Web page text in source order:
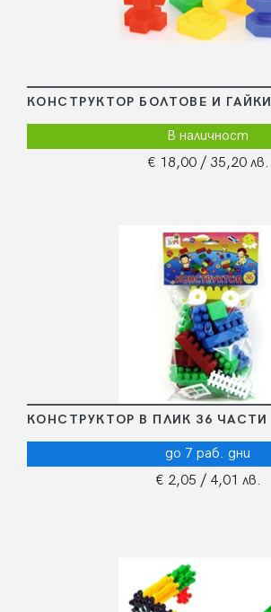
КОНСТРУКТОР БОЛТОВЕ И ГАЙКИ
В наличност
€ 18,00 / 35,20 лв.
КОНСТРУКТОР В ПЛИК 36 ЧАСТИ
до 7 раб. дни
€ 2,05 / 4,01 лв.